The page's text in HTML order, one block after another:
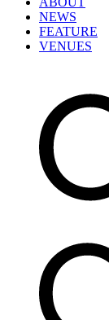
NEWS
FEATURE
VENUES